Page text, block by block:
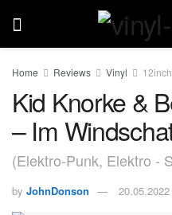
Home Reviews Vinyl 12inch
Kid Knorke &
– Im
(Elektro-Punk, Elektro -
by JohnDonson 20.05.2022